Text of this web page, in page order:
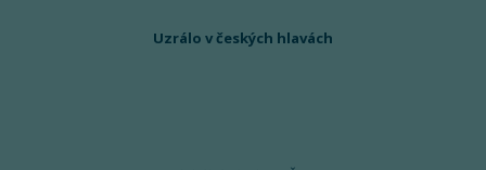
Uzrálo v českých hlavách